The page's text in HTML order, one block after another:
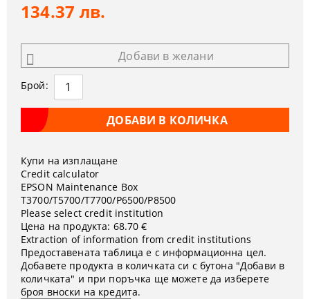
134.37 лв.
Добави в желани
Брой:
Купи на изплащане
Credit calculator
EPSON Maintenance Box
T3700/T5700/T7700/P6500/P8500
Please select credit institution
Цена на продукта: 68.70 €
Extraction of information from credit institutions
Предоставената таблица е с информационна цел.
Добавете продукта в количката си с бутона "Добави в
количката" и при поръчка ще можете да изберете
броя вноски на кредита.